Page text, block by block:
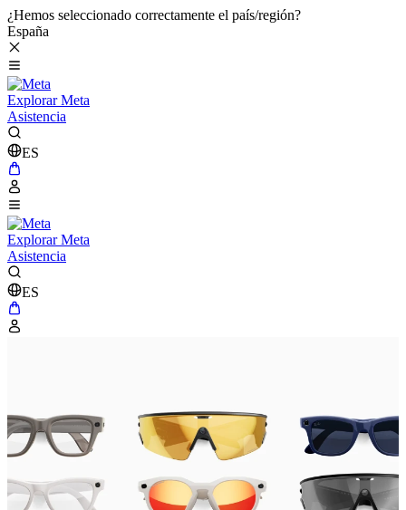
¿Hemos seleccionado correctamente el país/región?
España
Explorar Meta
Asistencia
ES
Explorar Meta
Asistencia
ES